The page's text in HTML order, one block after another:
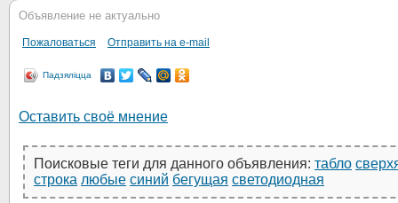
Объявление не актуально
Пожаловаться Отправить на e-mail
Падзяліцца
Оставить своё мнение
Поисковые теги для данного объявления: табло
строка любые синий бегущая светодиодная